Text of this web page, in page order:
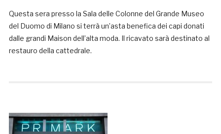
Questa sera presso la Sala delle Colonne del Grande Museo
del Duomo di Milano si terrà un’asta benefica dei capi donati
dalle grandi Maison dell’alta moda. Il ricavato sarà destinato al
restauro della cattedrale.